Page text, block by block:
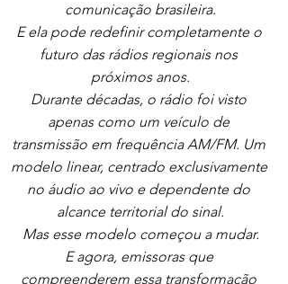
comunicação brasileira.
E ela pode redefinir completamente o
futuro das rádios regionais nos
próximos anos.
Durante décadas, o rádio foi visto
apenas como um veículo de
transmissão em frequência AM/FM. Um
modelo linear, centrado exclusivamente
no áudio ao vivo e dependente do
alcance territorial do sinal.
Mas esse modelo começou a mudar.
E agora, emissoras que
compreenderem essa transformação